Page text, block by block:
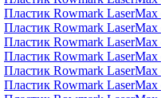
Пластик Rowmark
Пластик Rowmark
Пластик Rowmark
Пластик Rowmark
Пластик Rowmark
Пластик Rowmark